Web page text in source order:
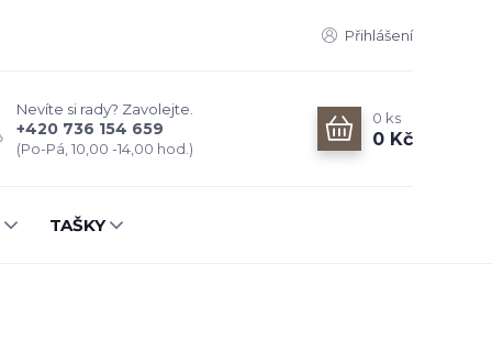
Přihlášení
Nevíte si rady? Zavolejte.
+420 736 154 659
(Po-Pá, 10,00 -14,00 hod.)
0 ks
0 Kč
TAŠKY